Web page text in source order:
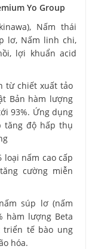
Yo Group
Nấm thái
lơ, Nấm linh chi,
lợi khuẩn acid
từ chiết xuất tảo
Bản hàm lượng
93%. Ứng dụng
tăng độ hấp thụ
nấm cao cấp
cường miễn
súp lơ (nấm
hàm lượng Beta
triển tế bào ung
hóa.